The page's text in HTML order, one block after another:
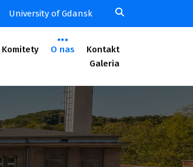
University of Gdansk
Komitety O nas
Kontakt
Galeria